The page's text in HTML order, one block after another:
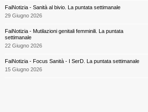
FaiNotizia - Sanità al bivio. La puntata settimanale
29 Giugno 2026
FaiNotizia - Mutilazioni genitali femminili. La puntata
settimanale
22 Giugno 2026
FaiNotizia - Focus Sanità - I SerD. La puntata settimanale
15 Giugno 2026